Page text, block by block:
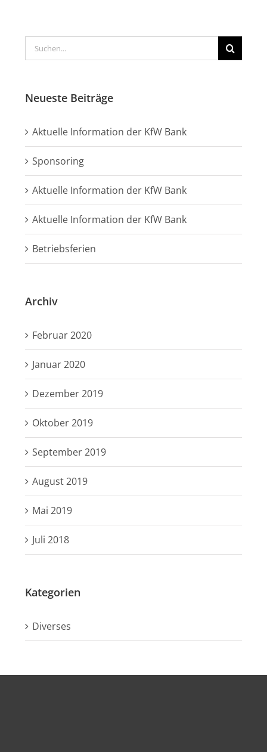
Suche
nach:
Neueste Beiträge
Aktuelle Information der KfW Bank
Sponsoring
Aktuelle Information der KfW Bank
Aktuelle Information der KfW Bank
Betriebsferien
Archiv
Februar 2020
Januar 2020
Dezember 2019
Oktober 2019
September 2019
August 2019
Mai 2019
Juli 2018
Kategorien
Diverses